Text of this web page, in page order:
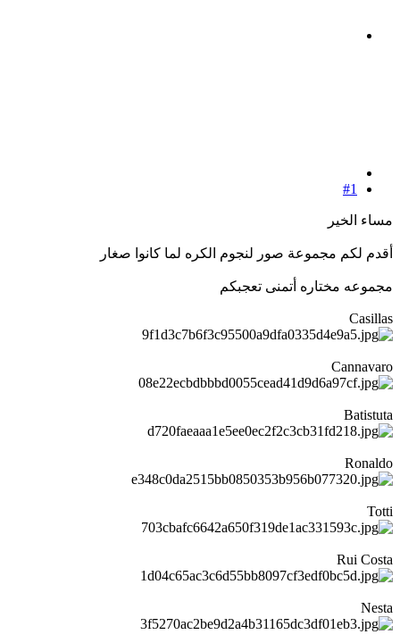
#1
مساء الخير
أقدم لكم مجموعة صور لنجوم الكره لما كانوا صغار
مجموعه مختاره أتمنى تعجبكم
Casillas
Cannavaro
Batistuta
Ronaldo
Totti
Rui Costa
Nesta